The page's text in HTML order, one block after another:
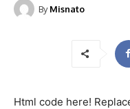
By Misnato
Html code here!